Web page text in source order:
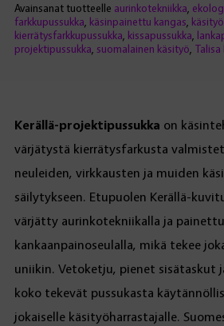
Avainsanat tuotteelle aurinkotekniikka,
farkkupussukka, käsinpainettu kangas,
kierrätysfarkkupussukka, kissapussukka,
projektipussukka, suomalainen käsityö, Talisa
Kerällä-projektipussukka on
värjätystä kierrätysfarkusta
neuleiden, virkkausten ja muiden
säilytykseen. Etupuolen Kerällä-
värjätty aurinkotekniikalla ja
kankaanpainoseulalla, mikä tekee
uniikin. Vetoketju, pienet sisätaskut
koko tekevät pussukasta
jokaiselle käsityöharrastajalle.